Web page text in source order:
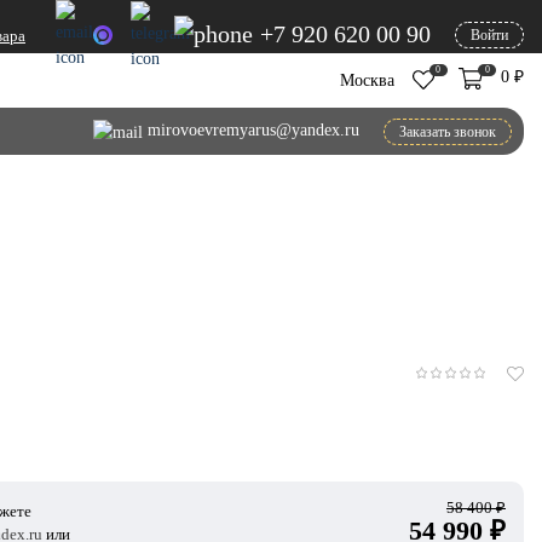
+7 920 620 00 90 Войти
Москва
0 0 0 ₽
mirovoevremyarus@yandex.ru Заказать звонок
или
58 400₽
54 990 ₽